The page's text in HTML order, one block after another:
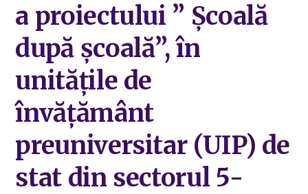
a proiectului ” Școală
după școală”, în
unitățile de
învățământ
preuniversitar (UIP) de
stat din sectorul 5-